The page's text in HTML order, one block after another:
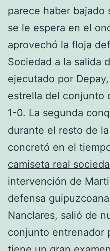
parece haber
se le espera en el
aprovechó la floja
Sociedad a la salida
ejecutado por
estrella del conjunto
1-0. La segunda
durante el resto de
concretó en el
camiseta real
intervención de
defensa
Nanclares, salió de
conjunto entrenador